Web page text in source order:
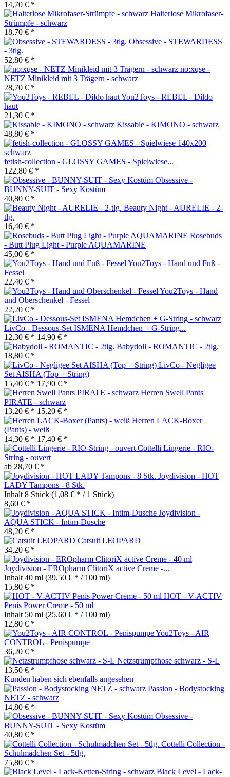
14,70 € *
Halterlose Mikrofaser-
Strümpfe - schwarz
18,70 € *
Obsessive - STEWARDESS
- 3tlg.
52,80 € *
no:xqse -
NETZ Minikleid mit 3 Trägern - schwarz
28,70 € *
You2Toys - REBEL - Dildo
haut
21,30 € *
Kissable - KIMONO - schwarz
48,80 € *
fetish-collection - GLOSSY GAMES - Spielwiese...
122,80 € *
Obsessive -
BUNNY-SUIT - Sexy Kostüm
40,80 € *
Beauty Night - AURELIE - 2-
tlg.
16,40 € *
Rosebuds
- Butt Plug Light - Purple AQUAMARINE
45,00 € *
You2Toys - Hand und Fuß -
Fessel
22,40 € *
You2Toys - Hand
und Oberschenkel - Fessel
22,20 € *
LivCo - Dessous-Set ISMENA Hemdchen + G-String...
12,30 € * 14,90 € *
Babydoll - ROMANTIC - 2tlg.
18,80 € *
LivCo - Negligee
Set AISHA (Top + String)
15,40 € * 17,90 € *
Herren Swell Pants
PIRATE - schwarz
13,20 € * 15,20 € *
Herren LACK-Boxer
(Pants) - weiß
14,30 € * 17,40 € *
Cottelli Lingerie - RIO-
String - ouvert
ab 28,70 € *
Joydivision - HOT
LADY Tampons - 8 Stk.
Inhalt 8 Stück (1,08 € * / 1 Stück)
8,60 € *
Joydivision -
AQUA STICK - Intim-Dusche
48,20 € *
Catsuit LEOPARD
34,20 € *
Joydivision - EROpharm ClitoriX active Creme -...
Inhalt 40 ml (39,50 € * / 100 ml)
15,80 € *
HOT - V-ACTIV
Penis Power Creme - 50 ml
Inhalt 50 ml (25,60 € * / 100 ml)
12,80 € *
You2Toys - AIR
CONTROL - Penispumpe
36,20 € *
Netzstrumpfhose schwarz - S-L
13,50 € *
Kunden haben sich ebenfalls angesehen
Passion - Bodystocking
NETZ - schwarz
14,80 € *
Obsessive -
BUNNY-SUIT - Sexy Kostüm
40,80 € *
Cottelli Collection -
Schulmädchen Set - 5tlg.
75,80 € *
Black Level - Lack-